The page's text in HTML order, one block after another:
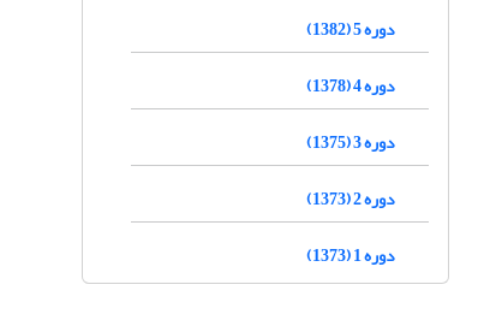
دوره 5 (1382)
دوره 4 (1378)
دوره 3 (1375)
دوره 2 (1373)
دوره 1 (1373)